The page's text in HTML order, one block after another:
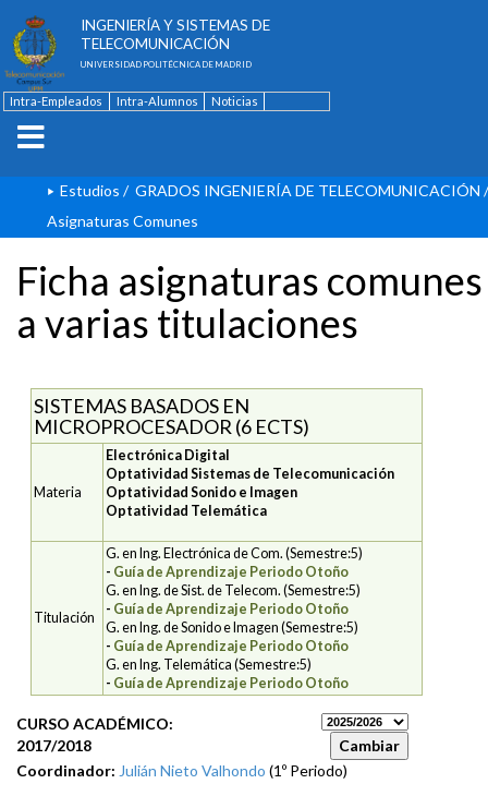
INGENIERÍA Y SISTEMAS DE
TELECOMUNICACIÓN
UNIVERSIDAD POLITÉCNICA DE MADRID
Intra-Empleados Intra-Alumnos
Noticias
Estudios / GRADOS INGENIERÍA DE TELECOMUNICACIÓN /
Asignaturas Comunes
Ficha asignaturas comunes
a varias titulaciones
SISTEMAS BASADOS EN
MICROPROCESADOR (6 ECTS)
Materia
Electrónica Digital
Optatividad Sistemas de Telecomunicación
Optatividad Sonido e Imagen
Optatividad Telemática
Titulación
G. en Ing. Electrónica de Com. (Semestre:5)
- Guía de Aprendizaje Periodo Otoño
G. en Ing. de Sist. de Telecom. (Semestre:5)
- Guía de Aprendizaje Periodo Otoño
G. en Ing. de Sonido e Imagen (Semestre:5)
- Guía de Aprendizaje Periodo Otoño
G. en Ing. Telemática (Semestre:5)
- Guía de Aprendizaje Periodo Otoño
CURSO ACADÉMICO:
2017/2018
Coordinador: Julián Nieto Valhondo (1º Periodo)